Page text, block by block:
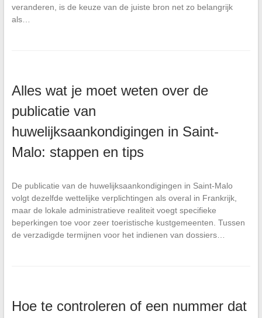
veranderen, is de keuze van de juiste bron net zo belangrijk
als…
Alles wat je moet weten over de
publicatie van
huwelijksaankondigingen in Saint-
Malo: stappen en tips
De publicatie van de huwelijksaankondigingen in Saint-Malo
volgt dezelfde wettelijke verplichtingen als overal in Frankrijk,
maar de lokale administratieve realiteit voegt specifieke
beperkingen toe voor zeer toeristische kustgemeenten. Tussen
de verzadigde termijnen voor het indienen van dossiers…
Hoe te controleren of een nummer dat